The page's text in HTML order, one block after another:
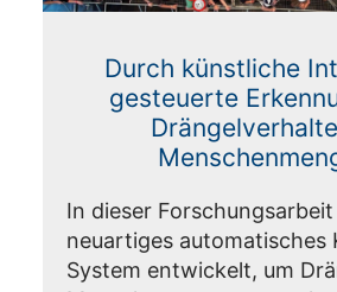
Durch künstliche
gesteuerte
In dieser
neuartiges automatisches
System entwickelt, um